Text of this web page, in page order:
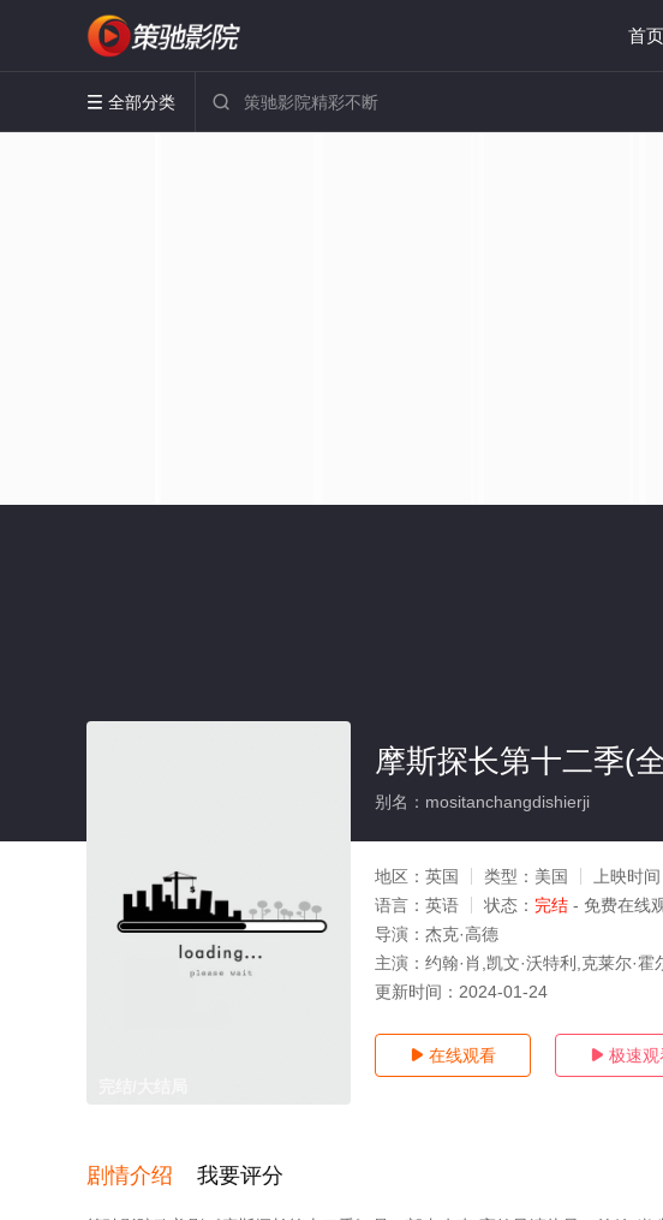
首页
 全部分类 
摩斯探长第十二季(
别名：mositanchangdishierji
地区： 英国 类型： 美国 上映时间
语言： 英语 状态： 完结 - 免费在线
导演： 杰克·高德
主演： 约翰·肖,凯文·沃特利,克莱尔·
更新时间： 2024-01-24
 在线观看  极速观
剧情介绍 我要评分